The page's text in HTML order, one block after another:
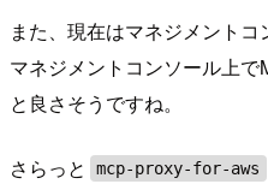
また、現在はマネジメントコ
マネジメントコンソール上
と良さそうですね。
さらっと mcp-proxy-for-aws